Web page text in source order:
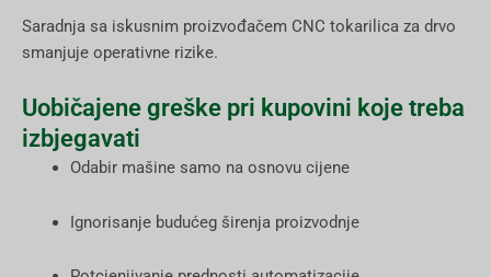
Saradnja sa iskusnim proizvođačem CNC tokarilica za drvo
smanjuje operativne rizike.
Uobičajene greške pri kupovini koje treba
izbjegavati
Odabir mašine samo na osnovu cijene
Ignorisanje budućeg širenja proizvodnje